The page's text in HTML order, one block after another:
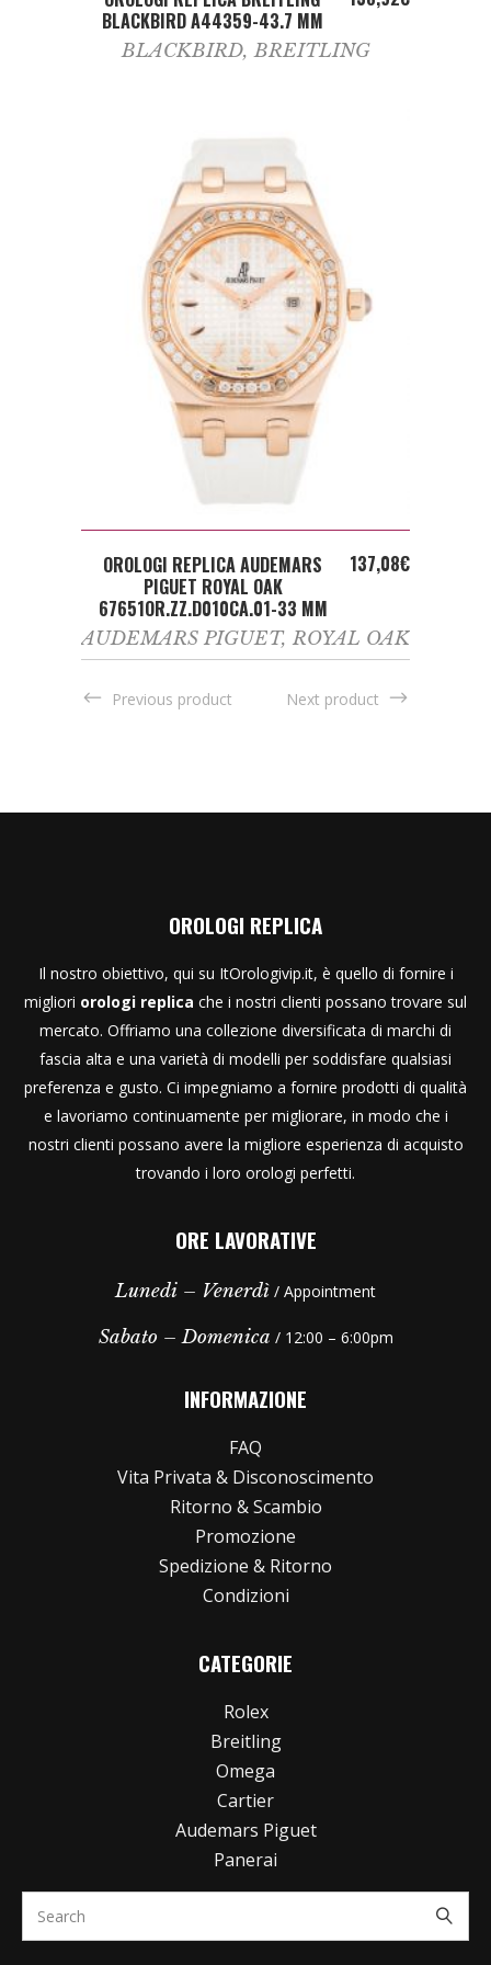
BLACKBIRD A44359-43.7 MM
BLACKBIRD,BREITLING
ADD TO CART
OROLOGI REPLICA AUDEMARS
PIGUET ROYAL OAK
67651OR.ZZ.D010CA.01-33 MM
137,08€
AUDEMARS PIGUET, ROYAL OAK
Previous product Next product
OROLOGI REPLICA
Il nostro obiettivo, qui su ItOrologivip.it, è quello di fornire i
migliori orologi replica che i nostri clienti possano trovare sul
mercato. Offriamo una collezione diversificata di marchi di
fascia alta e una varietà di modelli per soddisfare qualsiasi
preferenza e gusto. Ci impegniamo a fornire prodotti di qualità
e lavoriamo continuamente per migliorare, in modo che i
nostri clienti possano avere la migliore esperienza di acquisto
trovando i loro orologi perfetti.
ORE LAVORATIVE
Lunedi – Venerdì / Appointment
Sabato – Domenica / 12:00 – 6:00pm
INFORMAZIONE
FAQ
Vita Privata & Disconoscimento
Ritorno & Scambio
Promozione
Spedizione & Ritorno
Condizioni
CATEGORIE
Rolex
Breitling
Omega
Cartier
Audemars Piguet
Panerai